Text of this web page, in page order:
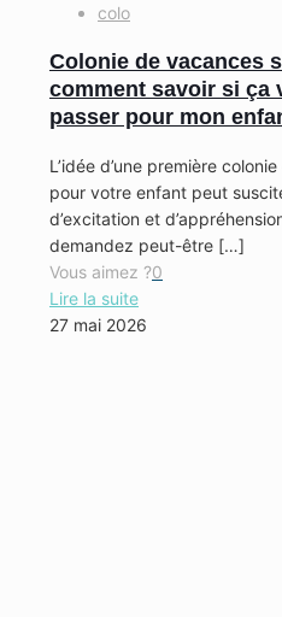
colo
Colonie de vacances
comment savoir si ça
passer pour mon
L’idée d’une première
pour votre enfant peut
d’excitation et
demandez peut-être […]
Vous aimez ?0
Lire la suite
27 mai 2026